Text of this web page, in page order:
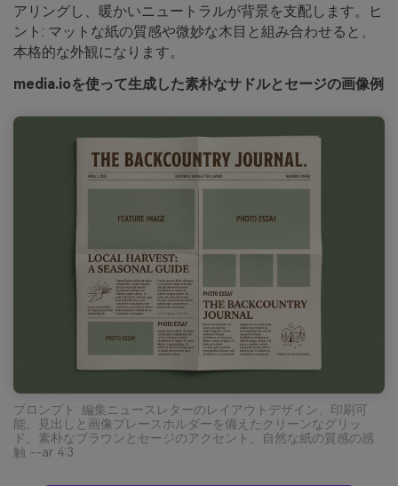
アリングし、暖かいニュートラルが背景を支配します。ヒ
ント: マットな紙の質感や微妙な木目と組み合わせると、
本格的な外観になります。
media.ioを使って生成した素朴なサドルとセージの画像例
プロンプト: 編集ニュースレターのレイアウトデザイン、印刷可
能、見出しと画像プレースホルダーを備えたクリーンなグリッ
ド、素朴なブラウンとセージのアクセント、自然な紙の質感の感
触 --ar 4:3